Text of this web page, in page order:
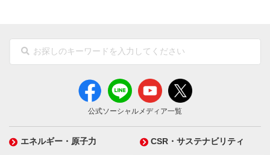
公式ソーシャルメディア一覧
エネルギー・原子力 CSR・サステナビリティ